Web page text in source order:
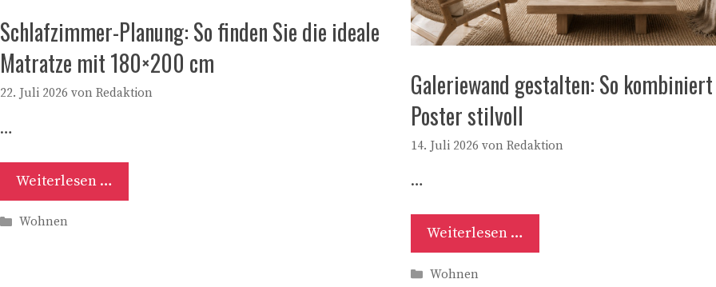
Schlafzimmer-Planung: So finden Sie die ideale
Matratze mit 180×200 cm
22. Juli 2026 von Redaktion
…
Weiterlesen …
Kategorien
Wohnen
Galeriewand gestalten: So
Poster stilvoll
14. Juli 2026 von Redaktion
…
Weiterlesen …
Kategorien
Wohnen